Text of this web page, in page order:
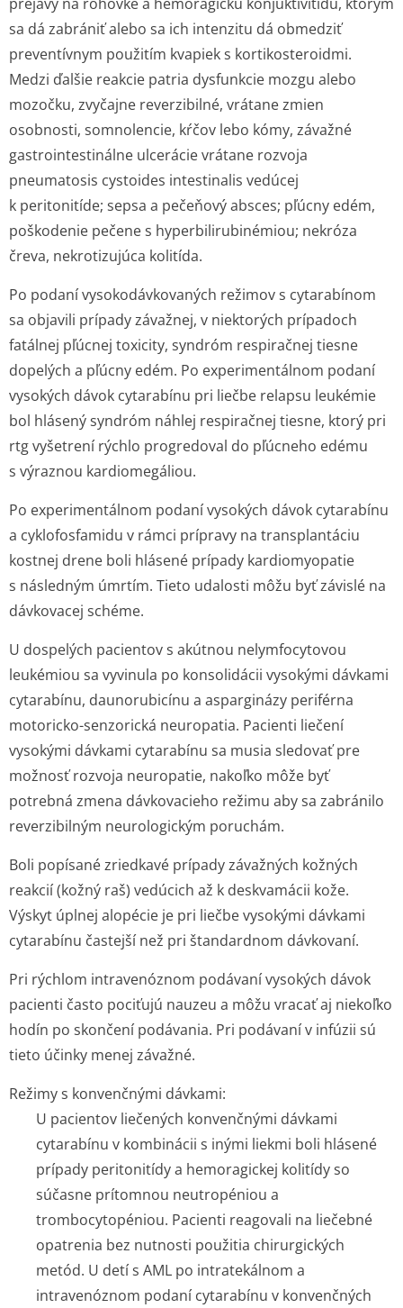
sa dá zabrániť alebo sa ich intenzitu dá obmedziť
preventívnym použitím kvapiek s kortikosteroidmi.
Medzi ďalšie reakcie patria dysfunkcie mozgu alebo
mozočku, zvyčajne reverzibilné, vrátane zmien
osobnosti, somnolencie, kŕčov lebo kómy, závažné
gastrointestinálne ulcerácie vrátane rozvoja
pneumatosis cystoides intestinalis vedúcej
k peritonitíde; sepsa a pečeňový absces; pľúcny edém,
poškodenie pečene s hyperbiliru­binémiou; nekróza
čreva, nekrotizujúca kolitída.
Po podaní vysokodávkovaných režimov s cytarabínom
sa objavili prípady závažnej, v niektorých prípadoch
fatálnej pľúcnej toxicity, syndróm respiračnej tiesne
dopelých a pľúcny edém. Po experimentálnom podaní
vysokých dávok cytarabínu pri liečbe relapsu leukémie
bol hlásený syndróm náhlej respiračnej tiesne, ktorý pri
rtg vyšetrení rýchlo progredoval do pľúcneho edému
s výraznou kardiomegáliou.
Po experimentálnom podaní vysokých dávok cytarabínu
a cyklofosfamidu v rámci prípravy na transplantáciu
kostnej drene boli hlásené prípady kardiomyopatie
s následným úmrtím. Tieto udalosti môžu byť závislé na
dávkovacej schéme.
U dospelých pacientov s akútnou nelymfocytovou
leukémiou sa vyvinula po konsolidácii vysokými dávkami
cytarabínu, daunorubicínu a asparginázy periférna
motoricko-senzorická neuropatia. Pacienti liečení
vysokými dávkami cytarabínu sa musia sledovať pre
možnosť rozvoja neuropatie, nakoľko môže byť
potrebná zmena dávkovacieho režimu aby sa zabránilo
reverzibilným neurologickým poruchám.
Boli popísané zriedkavé prípady závažných kožných
reakcií (kožný raš) vedúcich až k deskvamácii kože.
Výskyt úplnej alopécie je pri liečbe vysokými dávkami
cytarabínu častejší než pri štandardnom dávkovaní.
Pri rýchlom intravenóznom podávaní vysokých dávok
pacienti často pociťujú nauzeu a môžu vracať aj niekoľko
hodín po skončení podávania. Pri podávaní v infúzii sú
tieto účinky menej závažné.
Režimy s konvenčnými dávkami:
U pacientov liečených konvenčnými dávkami
cytarabínu v kombinácii s inými liekmi boli hlásené
prípady peritonitídy a hemoragickej kolitídy so
súčasne prítomnou neutropéniou a
trombocytopéniou. Pacienti reagovali na liečebné
opatrenia bez nutnosti použitia chirurgických
metód. U detí s AML po intratekálnom a
intravenóznom podaní cytarabínu v konvenčných